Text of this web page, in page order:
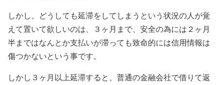
しかし、どうしても延滞をしてしまうという状況の人が覚
えて置いて欲しいのは、３ヶ月まで、安全の為には２ヶ月
半まではなんとか支払いが滞っても致命的には信用情報は
傷つかないという事です。
しかし３ヶ月以上延滞すると、普通の金融会社で借りて返